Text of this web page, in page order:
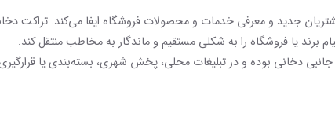
جدید و معرفی خدمات و محصولات فروشگاه ایفا می‌کند. تراکت
برند یا فروشگاه را به شکلی مستقیم و ماندگار به مخاطب منتقل کند.
دخانی بوده و در تبلیغات محلی، پخش شهری، بسته‌بندی یا قرارگیری